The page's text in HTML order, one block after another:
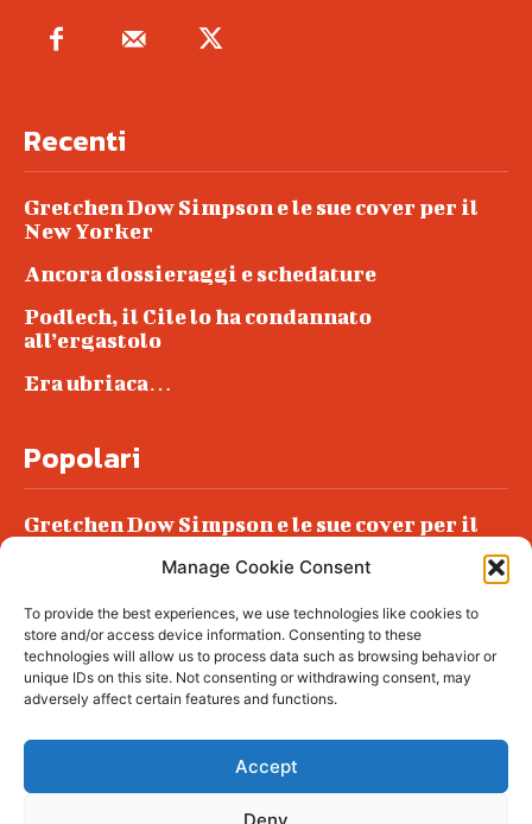
Manage Cookie Consent
To provide the best experiences, we use technologies like cookies to
store and/or access device information. Consenting to these
technologies will allow us to process data such as browsing behavior or
unique IDs on this site. Not consenting or withdrawing consent, may
adversely affect certain features and functions.
Accept
Deny
Recenti
Gretchen Dow Simpson e le sue cover per il
New Yorker
Ancora dossieraggi e schedature
Podlech, il Cile lo ha condannato
all’ergastolo
Era ubriaca…
Popolari
Gretchen Dow Simpson e le sue cover per il
Podlech, il Cile lo ha condannato
all’ergastolo
Era ubriaca…